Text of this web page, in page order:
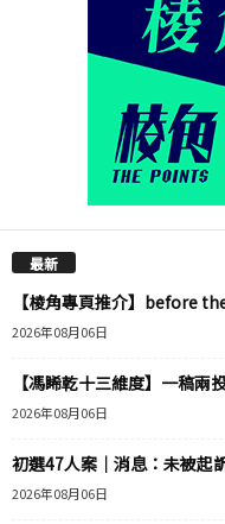
最新
【棱角專頁推介】before
2026年08月06日
【馮睎乾十三維度】一稿兩
2026年08月06日
初選47人案｜消息：未被起
2026年08月06日